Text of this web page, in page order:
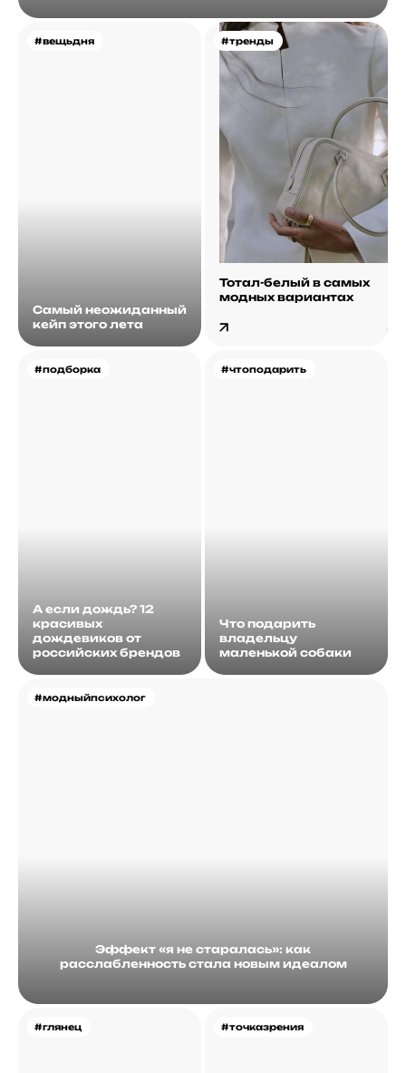
#вещьдня
Самый неожиданный
кейп этого лета
#тренды
Тотал-белый в самых
модных вариантах
#подборка
А если дождь? 12
красивых
дождевиков от
российских брендов
#модныйпсихолог
Эффект «я не старалась»: как
расслабленность стала новым идеалом
#чтоподарить
Что подарить
владельцу
маленькой собаки
#глянец #точказрения